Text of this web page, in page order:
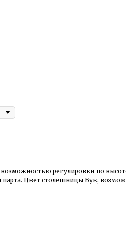
регулировки по
Цвет столешницы Бук,